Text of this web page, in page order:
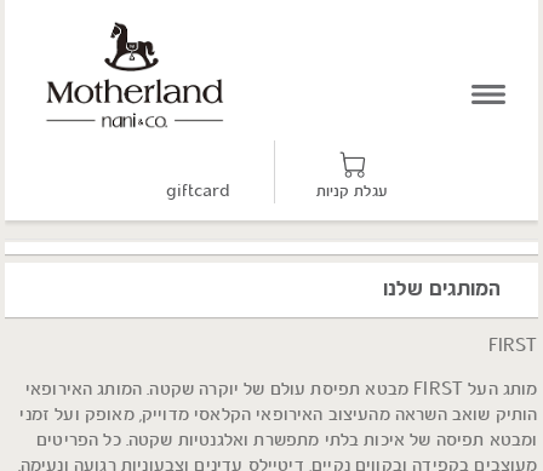
עגלת קניות giftcard
המותגים שלנו
FIRST
מותג העל FIRST מבטא תפיסת עולם של יוקרה שקטה. המותג האירופאי
הותיק שואב השראה מהעיצוב האירופאי הקלאסי מדוייק, מאופק ועל זמני
ומבטא תפיסה של איכות בלתי מתפשרת ואלגנטיות שקטה. כל הפריטים